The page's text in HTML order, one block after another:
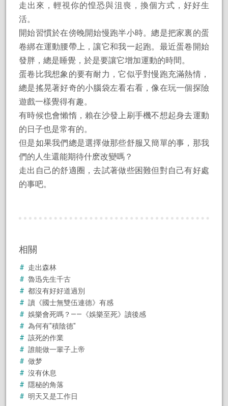
走出來，輕視你的惶恐與沮喪，換個方式，好好生
活。
開始習慣於在傍晚開始慢跑半小時。總是把家裏的蛋
卷綁在運動腰帶上，讓它和我一起跑。最近蛋卷開始
發胖，總是睡覺，於是要讓它增加運動的時間。
蛋卷比我想象的要有耐力，它似乎對慢跑充滿熱情，
總是搖晃著好奇的小腦袋左看右看，像在玩一個探險
遊戲一樣覺得有趣。
有時候也會懶惰，賴在沙發上刷手機不想起身去運動
的日子也是常有的。
但是如果我們總是選擇做那些舒服又簡單的事，那我
們的人生還能期待什麽改變嗎？
走出自己的舒適圈，去試著做些困難但對自己有好處
的事吧。
相關
走出森林
魯迅先生千古
都沒有好好道過別
讀《國士無雙伍連德》有感
娛樂會死嗎？——《娛樂至死》讀後感
為何有″積陰德"
該死的作業
誰能做一輩子上帝
做梦
沒有休息
隱秘的角落
明天又是工作日